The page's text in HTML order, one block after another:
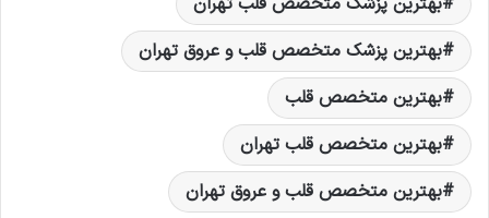
بهترين پزشک متخصص قلب و عروق تهران
بهترين متخصص قلب
بهترين متخصص قلب تهران
بهترين متخصص قلب و عروق تهران